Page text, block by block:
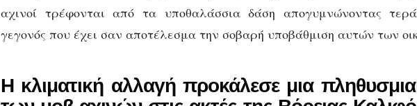
αχινοί τρέφονται από τα υποθαλάσσια δάση απογυμνώνοντας
γεγονός που έχει σαν αποτέλεσμα την σοβαρή υποβάθμιση αυτών των
Η κλιματική αλλαγή προκάλεσε μια